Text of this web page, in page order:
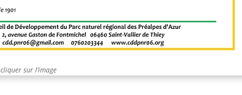
cliquer sur l’image